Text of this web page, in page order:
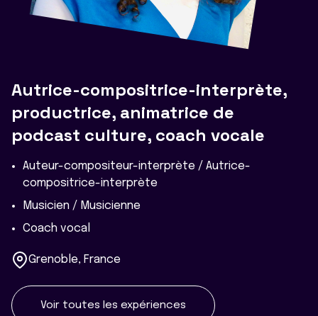
Autrice-compositrice-interprète,
productrice, animatrice de
podcast culture, coach vocale
Auteur-compositeur-interprète / Autrice-
compositrice-interprète
Musicien / Musicienne
Coach vocal
Grenoble, France
Voir toutes les expériences